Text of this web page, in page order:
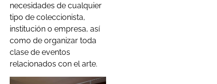
necesidades de cualquier
tipo de coleccionista,
institución o empresa, así
como de organizar toda
clase de eventos
relacionados con el arte.